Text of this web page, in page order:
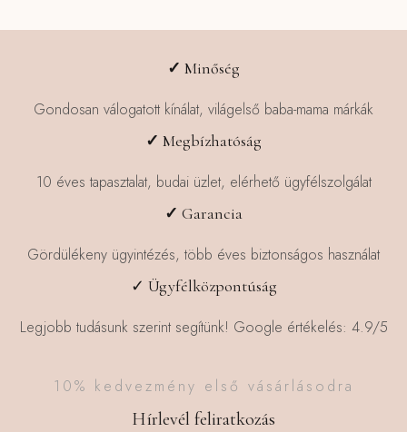
✓ Minőség
Gondosan válogatott kínálat, világelső baba-mama márkák
✓ Megbízhatóság
10 éves tapasztalat, budai üzlet, elérhető ügyfélszolgálat
✓ Garancia
Gördülékeny ügyintézés, több éves biztonságos használat
✓ Ügyfélközpontúság
Legjobb tudásunk szerint segítünk! Google értékelés: 4.9/5
10% kedvezmény első vásárlásodra
Hírlevél feliratkozás